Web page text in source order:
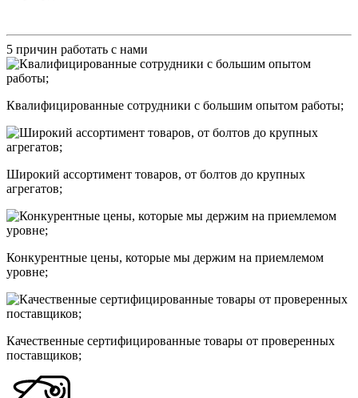
5 причин работать с нами
Квалифицированные сотрудники с большим опытом работы;
Широкий ассортимент товаров, от болтов до крупных
агрегатов;
Конкурентные цены, которые мы держим на приемлемом
уровне;
Качественные сертифицированные товары от проверенных
поставщиков;